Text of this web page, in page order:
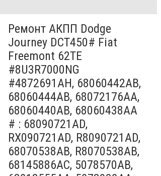
Ремонт АКПП Dodge
Journey DCT450# Fiat
Freemont 62TE
#8U3R7000NG
#4872691AH, 68060442AB,
68060444AB, 68072176AA,
68060440AB, 68060438AA
# : 68090721AD,
RX090721AD, R8090721AD,
68070538AB, R8070538AB,
68145886AC, 5078570AB,